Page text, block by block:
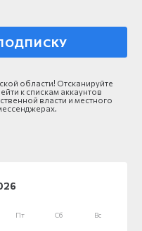
области! Отсканируйте
к спискам аккаунтов
власти и местного
Пт Сб Вс